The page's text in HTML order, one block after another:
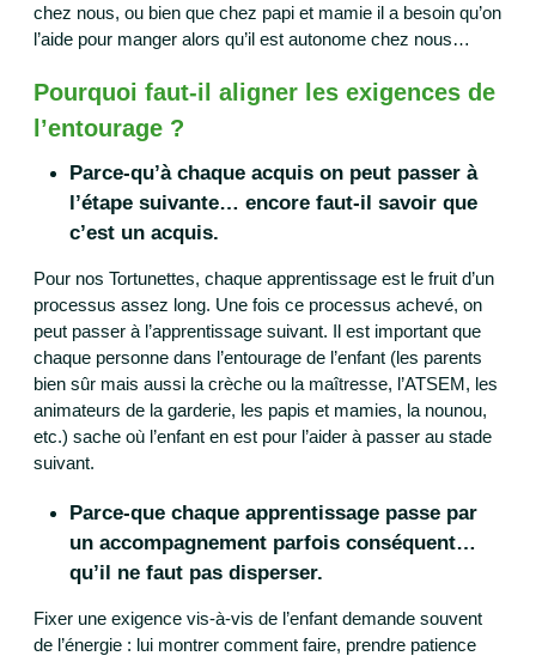
chez nous, ou bien que chez papi et mamie il a besoin qu’on
l’aide pour manger alors qu’il est autonome chez nous…
Pourquoi faut-il aligner les exigences de
l’entourage ?
Parce-qu’à chaque acquis on peut passer à
l’étape suivante… encore faut-il savoir que
c’est un acquis.
Pour nos Tortunettes, chaque apprentissage est le fruit d’un
processus assez long. Une fois ce processus achevé, on
peut passer à l’apprentissage suivant. Il est important que
chaque personne dans l’entourage de l’enfant (les parents
bien sûr mais aussi la crèche ou la maîtresse, l’ATSEM, les
animateurs de la garderie, les papis et mamies, la nounou,
etc.) sache où l’enfant en est pour l’aider à passer au stade
suivant.
Parce-que chaque apprentissage passe par
un accompagnement parfois conséquent…
qu’il ne faut pas disperser.
Fixer une exigence vis-à-vis de l’enfant demande souvent
de l’énergie : lui montrer comment faire, prendre patience